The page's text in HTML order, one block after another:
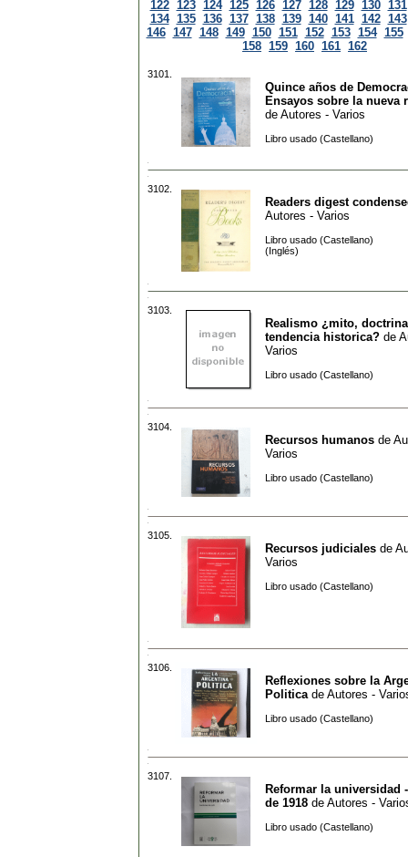
122 123 124 125 126 127 128 129 130 131
134 135 136 137 138 139 140 141 142 143
146 147 148 149 150 151 152 153 154 155
158 159 160 161 162
3101.
Quince años de
Ensayos sobre la nueva
de Autores - Varios
Libro usado (Castellano)
3102.
Readers digest
Autores - Varios
Libro usado (Castellano)
(Inglés)
3103.
Realismo ¿mito,
tendencia historica? de
Varios
Libro usado (Castellano)
3104.
Recursos humanos de
Varios
Libro usado (Castellano)
3105.
Recursos judiciales de
Varios
Libro usado (Castellano)
3106.
Reflexiones sobre la
Politica de Autores -
Libro usado (Castellano)
3107.
Reformar la universidad
de 1918 de Autores -
Libro usado (Castellano)